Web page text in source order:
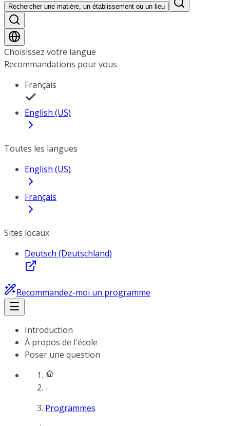
Rechercher une matière, un établissement ou un lieu
Choisissez votre langue
Recommandations pour vous
Français
English (US)
Toutes les langues
English (US)
Français
Sites locaux
Deutsch (Deutschland)
Recommandez-moi un programme
Introduction
À propos de l'école
Poser une question
Programmes